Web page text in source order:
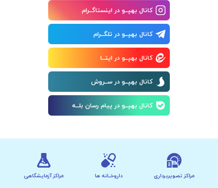
کانال بهپــو در اینستاگــرام
کانال بهپــو در تلگــرام
کانال بهپــو در ایتــا
کانال بهپــو در ســروش
کانال بهپــو در پیام رسان بلــه
مراکز تصویربرداری داروخــانه ها مراکز آزمایشگاهی